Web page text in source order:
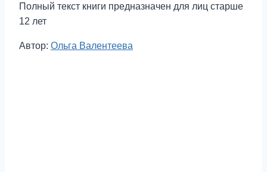
Полный текст книги предназначен для лиц старше
12 лет
Метки
Автор: Ольга Валентеева